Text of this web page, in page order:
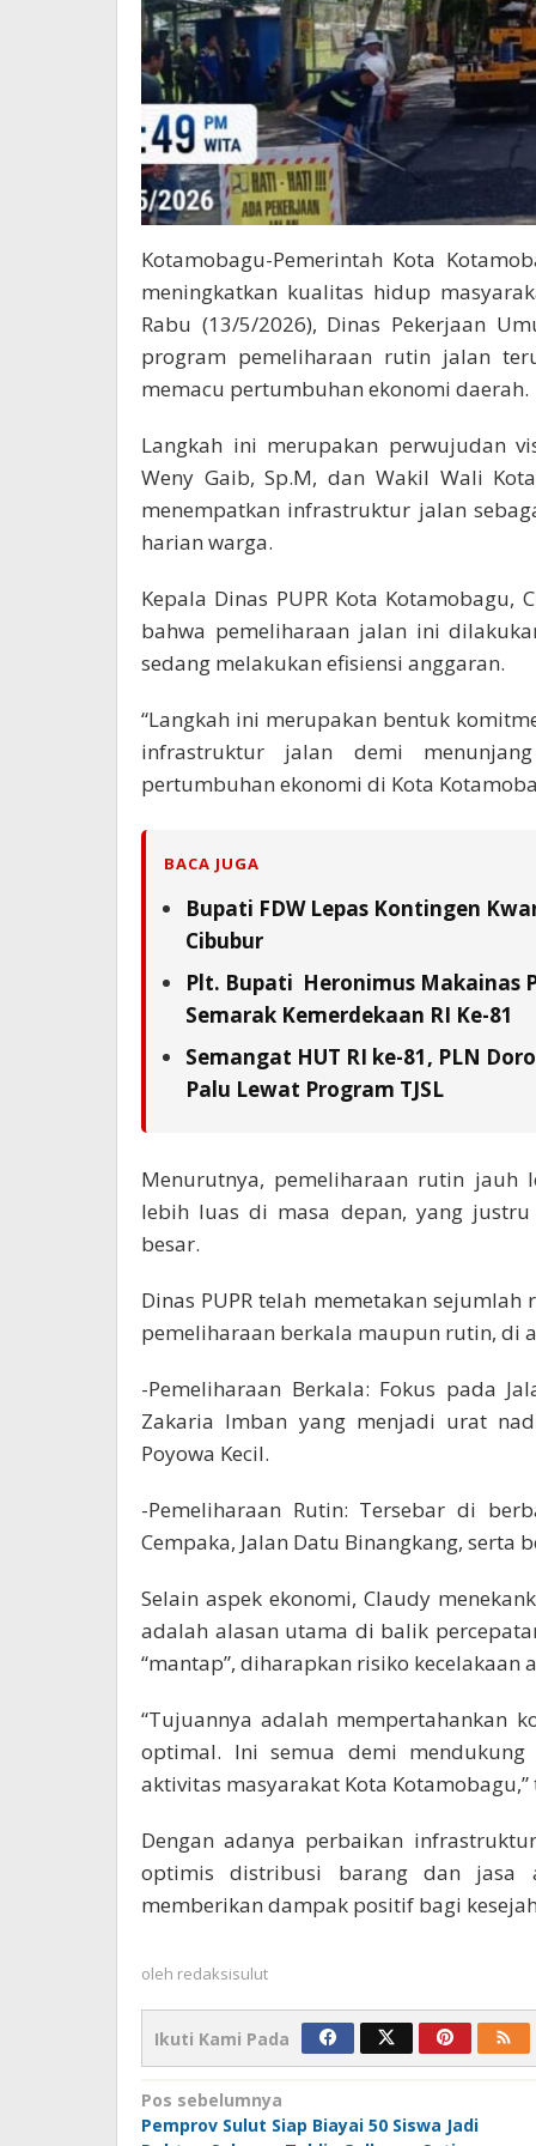
Kotamobagu-Pemerintah Kota
meningkatkan kualitas hidup
Rabu (13/5/2026), Dinas Pekerjaan
program pemeliharaan rutin jalan
memacu pertumbuhan ekonomi daerah.
Langkah ini merupakan perwujudan
Weny Gaib, Sp.M, dan Wakil Wali
menempatkan infrastruktur jalan
harian warga.
Kepala Dinas PUPR Kota Kotamobagu,
bahwa pemeliharaan jalan ini
sedang melakukan efisiensi anggaran.
“Langkah ini merupakan bentuk
infrastruktur jalan demi
pertumbuhan ekonomi di Kota
BACA JUGA
Bupati FDW Lepas Kontingen
Cibubur
Plt. Bupati Heronimus Makainas
Semarak Kemerdekaan RI Ke-81
Semangat HUT RI ke-81, PLN
Palu Lewat Program TJSL
Menurutnya, pemeliharaan rutin jauh
lebih luas di masa depan, yang
besar.
Dinas PUPR telah memetakan
pemeliharaan berkala maupun rutin, di
-Pemeliharaan Berkala: Fokus pada
Zakaria Imban yang menjadi urat
Poyowa Kecil.
-Pemeliharaan Rutin: Tersebar di
Cempaka, Jalan Datu Binangkang,
Selain aspek ekonomi, Claudy
adalah alasan utama di balik
“mantap”, diharapkan risiko
“Tujuannya adalah mempertahankan
optimal. Ini semua demi mendukung
aktivitas masyarakat Kota
Dengan adanya perbaikan
optimis distribusi barang dan jasa
memberikan dampak positif bagi
oleh redaksisulut
Ikuti Kami Pada
Navigasi
Pos sebelumnya
Pemprov Sulut Siap Biayai 50 Siswa Jadi